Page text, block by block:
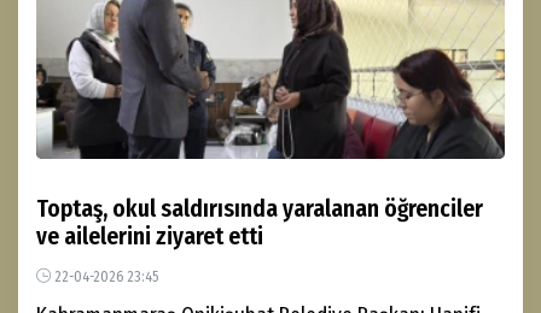
Toptaş, okul saldırısında yaralanan öğrenciler
ve ailelerini ziyaret etti
22-04-2026 23:45